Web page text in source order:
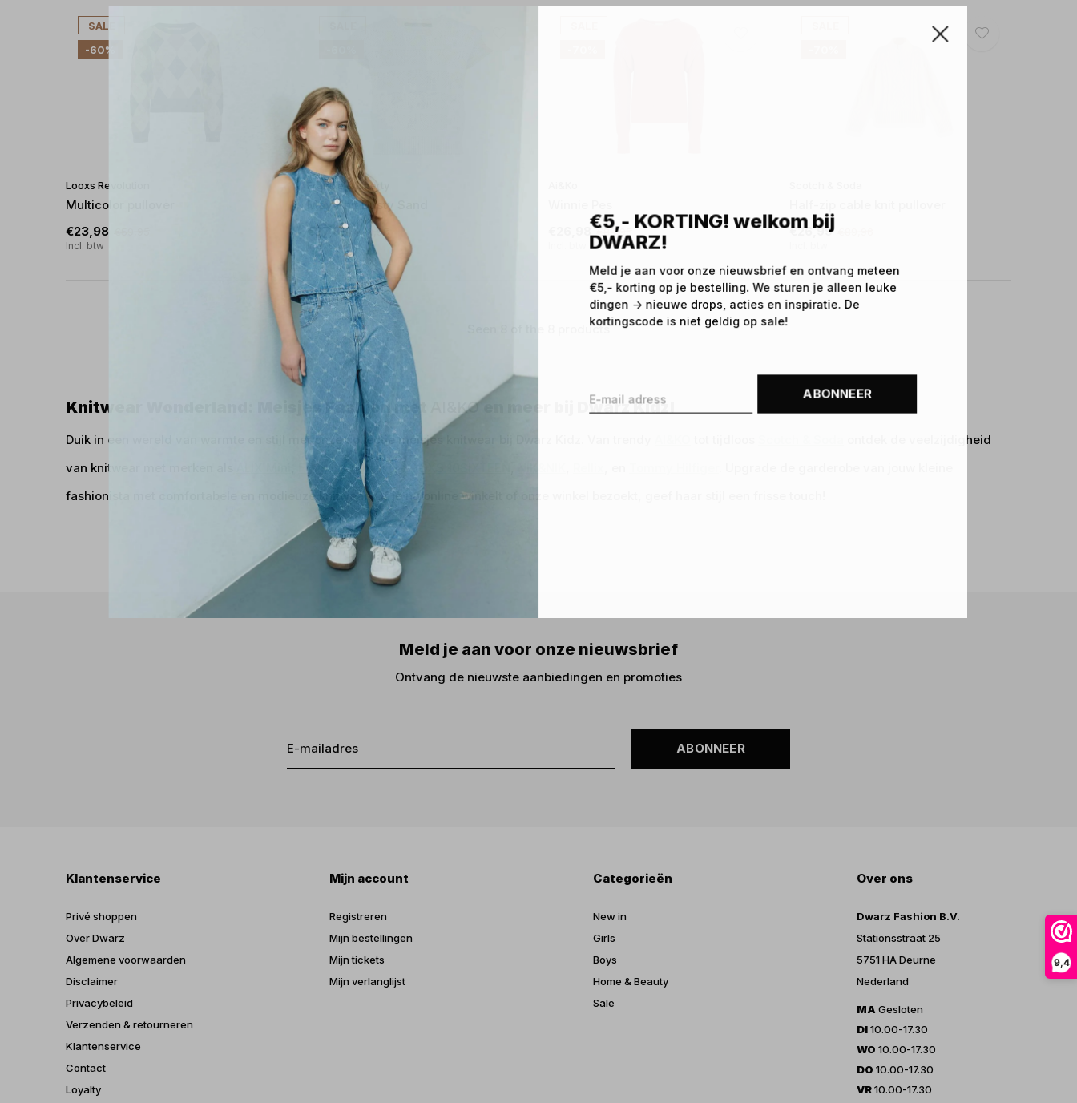
9,4
€5,- KORTING! welkom bij
DWARZ!
Meld je aan voor onze nieuwsbrief en ontvang meteen
€5,- korting op je bestelling. We sturen je alleen leuke
dingen -> nieuwe drops, acties en inspiratie. De
kortingscode is niet geldig op sale!
ABONNEER
SALE
-60%
Looxs Revolution
Multicolor pullover
€23,98
Incl. btw
Frankie & Liberty
May Knit Dusty Sand
€27,98 €69,95
Incl. btw
€26,98 €89,95
€26,99
Seen 8 of the 8 products
Knitwear Wonderland: Meisjes Fashion met AI&KO en meer bij Dwarz Kidz!
Duik in een wereld van warmte en stijl met onze collectie meisjes knitwear bij Dwarz Kidz. Van trendy
ontdek de veelzijdigheid
van knitwear met merken als
Frankie & Liberty, LOOXS 10SIXTEEN
fashionista met comfortabele en modieuze knitwear. Of je nu online winkelt of onze winkel bezoekt, geef haar stijl een frisse touch!
Meld je aan voor onze nieuwsbrief
Ontvang de nieuwste aanbiedingen en promoties
ABONNEER
Klantenservice
Privé shoppen
Over Dwarz
Algemene voorwaarden
Disclaimer
Privacybeleid
Verzenden & retourneren
Klantenservice
Contact
Loyalty
Mijn account
Registreren
Mijn bestellingen
Mijn tickets
Mijn verlanglijst
Categorieën
New in
Girls
Boys
Home & Beauty
Sale
Over ons
Dwarz Fashion B.V.
Stationsstraat 25
5751 HA Deurne
Nederland
MA Gesloten
DI10.00-17.30
WO 10.00-17.30
DO 10.00-17.30
VR10.00-17.30